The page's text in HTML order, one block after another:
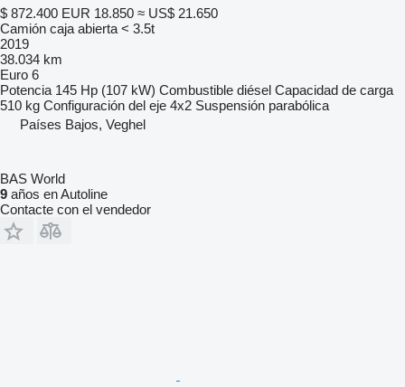
$ 872.400 EUR 18.850 ≈ US$ 21.650
Camión caja abierta < 3.5t
2019
38.034 km
Euro 6
Potencia 145 Hp (107 kW) Combustible diésel Capacidad de carga
510 kg Configuración del eje 4x2 Suspensión parabólica
Países Bajos, Veghel
BAS World
9 años en Autoline
Contacte con el vendedor